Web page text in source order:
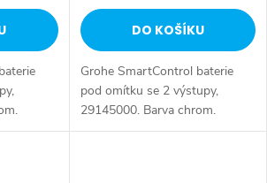
DO KOŠÍKU
Grohe SmartControl baterie
pod omítku se 2 výstupy,
29145000. Barva chrom.